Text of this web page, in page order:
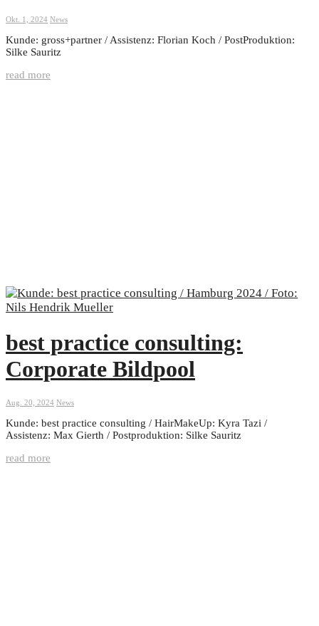
Okt. 1, 2024 News
Kunde: gross+partner / Assistenz: Florian Koch / PostProduktion:
Silke Sauritz
read more
best practice consulting:
Corporate Bildpool
Aug. 20, 2024 News
Kunde: best practice consulting / HairMakeUp: Kyra Tazi /
Assistenz: Max Gierth / Postproduktion: Silke Sauritz
read more